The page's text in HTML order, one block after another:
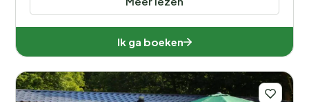
Ik ga boeken